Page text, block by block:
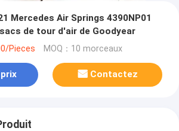
Mercedes Air Springs 4390NP01
de tour d'air de Goodyear
Pieces MOQ：10 morceaux
Contactez